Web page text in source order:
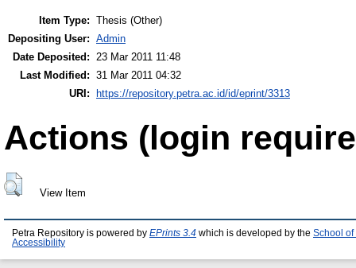
Item Type: Thesis (Other)
Depositing User: Admin
Date Deposited:
23 Mar 2011 11:48
Last Modified: 31 Mar 2011 04:32
URI: https://repository.petra.ac.id/id/eprint/3313
Actions (login
View Item
Petra Repository is powered by EPrints 3.4 which is developed by the School of
Accessibility